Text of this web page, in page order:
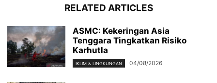
RELATED ARTICLES
ASMC: Kekeringan Asia
Tenggara Tingkatkan Risiko
Karhutla
IKLIM & LINGKUNGAN 04/08/2026